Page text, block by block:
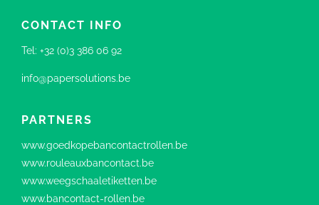
CONTACT INFO
Tel: +32 (0)3 386 06 92
info@papersolutions.be
PARTNERS
www.goedkopebancontactrollen.be
www.rouleauxbancontact.be
www.weegschaaletiketten.be
www.bancontact-rollen.be